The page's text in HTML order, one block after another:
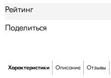
Рейтинг
Поделиться
Характеристики Описание Отзывы